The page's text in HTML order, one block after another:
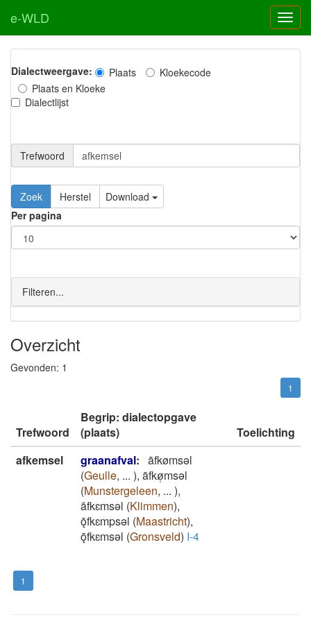
e-WLD
Dialectweergave: Plaats
Kloekecode
Plaats en Kloeke
Dialectlijst
Trefwoord
Download
Per pagina
Filteren...
Overzicht
Gevonden: 1
1
Trefwoord
Begrip: dialectopgave
(plaats)
Toelichting
afkemsel
graanafval: āfkømsǝl
(Geulle, ... ), āfkø̜msǝl
(Munstergeleen, ... ),
āfkɛmsǝl (Klimmen),
ǭfkɛmpsǝl (Maastricht),
ǭfkɛmsǝl (Gronsveld) I-4
1